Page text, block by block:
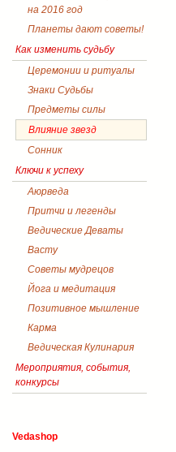
на 2016 год
Планеты дают советы!
Как изменить судьбу
Церемонии и ритуалы
Знаки Судьбы
Предметы силы
Влияние звезд
Сонник
Ключи к успеху
Аюрведа
Притчи и легенды
Ведические Деваты
Васту
Советы мудрецов
Йога и медитация
Позитивное мышление
Карма
Ведическая Кулинария
Мероприятия, события,
конкурсы
Vedashop